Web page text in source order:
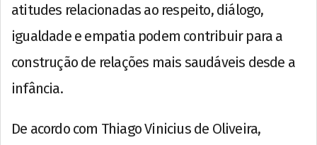
atitudes relacionadas ao respeito, diálogo,
igualdade e empatia podem contribuir para a
construção de relações mais saudáveis desde a
infância.
De acordo com Thiago Vinicius de Oliveira,